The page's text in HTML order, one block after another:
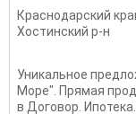
Краснодарский
Хостинский р-н
Уникальное
Море". Прямая
в Договор.